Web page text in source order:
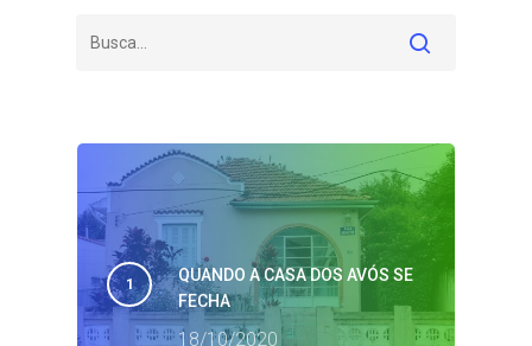
QUANDO A CASA DOS AVÓS SE
FECHA
18/10/2020